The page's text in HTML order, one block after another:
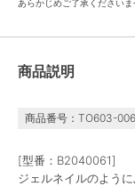
あらかじめご了承くださいま
商品説明
商品番号：TO603-
[型番：B2040061]
ジェルネイルのよう